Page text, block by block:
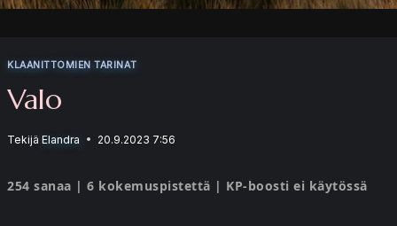
KLAANITTOMIEN TARINAT
Valo
Tekijä Elandra 20.9.2023 7:56
254 sanaa | 6 kokemuspistettä | KP-boosti ei käytössä